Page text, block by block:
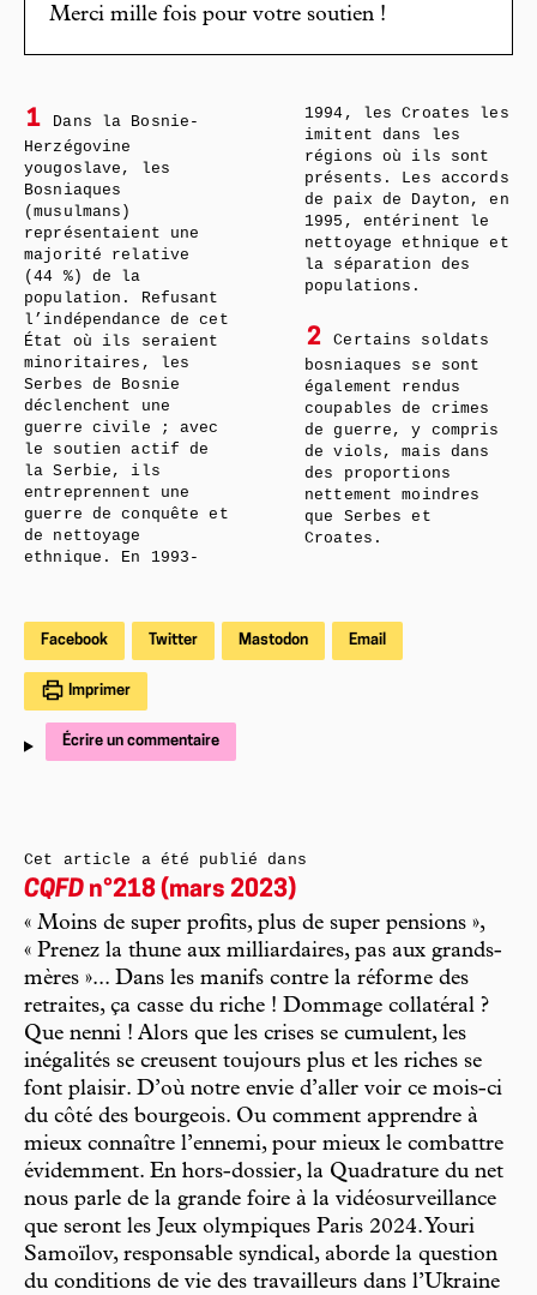
Merci mille fois pour votre soutien !
1
Dans la Bosnie-
Herzégovine
yougoslave, les
Bosniaques
(musulmans)
représentaient une
majorité relative
(44 %) de la
population. Refusant
l’indépendance de cet
État où ils seraient
minoritaires, les
Serbes de Bosnie
déclenchent une
guerre civile ; avec
le soutien actif de
la Serbie, ils
entreprennent une
guerre de conquête et
de nettoyage
ethnique. En 1993-
1994, les Croates les
imitent dans les
régions où ils sont
présents. Les accords
de paix de Dayton, en
1995, entérinent le
nettoyage ethnique et
la séparation des
populations.
2
Certains soldats
bosniaques se sont
également rendus
coupables de crimes
de guerre, y compris
de viols, mais dans
des proportions
nettement moindres
que Serbes et
Croates.
Facebook Twitter Mastodon Email
Imprimer
Écrire un commentaire
Cet article a été publié dans
CQFD n°218 (mars 2023)
« Moins de super profits, plus de super pensions »,
« Prenez la thune aux milliardaires, pas aux grands-
mères »... Dans les manifs contre la réforme des
retraites, ça casse du riche ! Dommage collatéral ?
Que nenni ! Alors que les crises se cumulent, les
inégalités se creusent toujours plus et les riches se
font plaisir. D’où notre envie d’aller voir ce mois-ci
du côté des bourgeois. Ou comment apprendre à
mieux connaître l’ennemi, pour mieux le combattre
évidemment. En hors-dossier, la Quadrature du net
nous parle de la grande foire à la vidéosurveillance
que seront les Jeux olympiques Paris 2024. Youri
Samoïlov, responsable syndical, aborde la question
du conditions de vie des travailleurs dans l’Ukraine